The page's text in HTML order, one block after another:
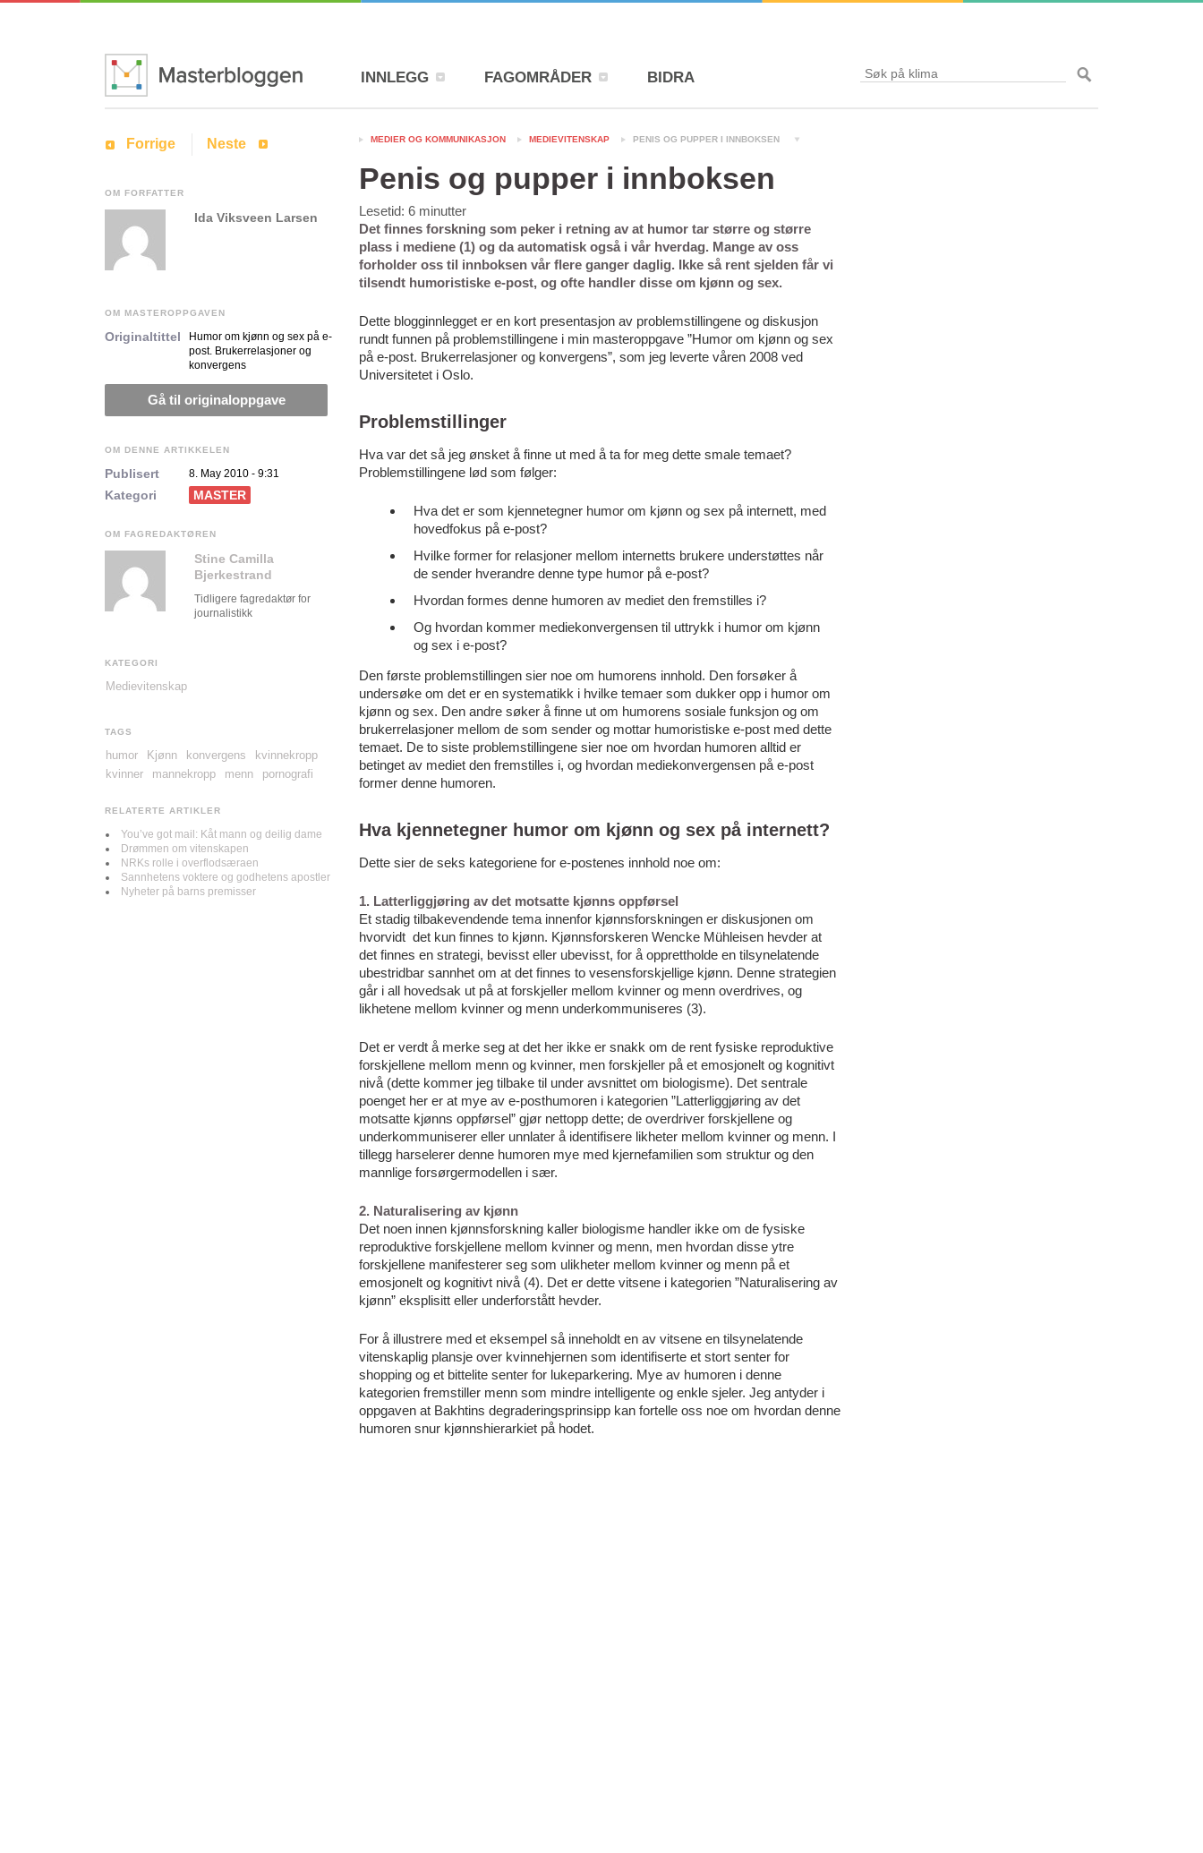
INNLEGG FAGOMRÅDER BIDRA
MEDIER OG KOMMUNIKASJON MEDIEVITENSKAP PENIS OG PUPPER I INNBOKSEN
Penis og pupper i innboksen
Lesetid: 6 minutter
Det finnes forskning som peker i retning av at humor tar større og større
plass i mediene (1) og da automatisk også i vår hverdag. Mange av oss
forholder oss til innboksen vår flere ganger daglig. Ikke så rent sjelden får vi
tilsendt humoristiske e-post, og ofte handler disse om kjønn og sex.
Dette blogginnlegget er en kort presentasjon av problemstillingene og diskusjon
rundt funnen på problemstillingene i min masteroppgave ”Humor om kjønn og sex
på e-post. Brukerrelasjoner og konvergens”, som jeg leverte våren 2008 ved
Universitetet i Oslo.
Problemstillinger
Hva var det så jeg ønsket å finne ut med å ta for meg dette smale temaet?
Problemstillingene lød som følger:
Hva det er som kjennetegner humor om kjønn og sex på internett, med
hovedfokus på e-post?
Hvilke former for relasjoner mellom internetts brukere understøttes når
de sender hverandre denne type humor på e-post?
Hvordan formes denne humoren av mediet den fremstilles i?
Og hvordan kommer mediekonvergensen til uttrykk i humor om kjønn
og sex i e-post?
Den første problemstillingen sier noe om humorens innhold. Den forsøker å
undersøke om det er en systematikk i hvilke temaer som dukker opp i humor om
kjønn og sex. Den andre søker å finne ut om humorens sosiale funksjon og om
brukerrelasjoner mellom de som sender og mottar humoristiske e-post med dette
temaet. De to siste problemstillingene sier noe om hvordan humoren alltid er
betinget av mediet den fremstilles i, og hvordan mediekonvergensen på e-post
former denne humoren.
Hva kjennetegner humor om kjønn og sex på internett?
Dette sier de seks kategoriene for e-postenes innhold noe om:
1. Latterliggjøring av det motsatte kjønns oppførsel
Et stadig tilbakevendende tema innenfor kjønnsforskningen er diskusjonen om
hvorvidt det kun finnes to kjønn. Kjønnsforskeren Wencke Mühleisen hevder at
det finnes en strategi, bevisst eller ubevisst, for å opprettholde en tilsynelatende
ubestridbar sannhet om at det finnes to vesensforskjellige kjønn. Denne strategien
går i all hovedsak ut på at forskjeller mellom kvinner og menn overdrives, og
likhetene mellom kvinner og menn underkommuniseres (3).
Det er verdt å merke seg at det her ikke er snakk om de rent fysiske reproduktive
forskjellene mellom menn og kvinner, men forskjeller på et emosjonelt og kognitivt
nivå (dette kommer jeg tilbake til under avsnittet om biologisme). Det sentrale
poenget her er at mye av e-posthumoren i kategorien ”Latterliggjøring av det
motsatte kjønns oppførsel” gjør nettopp dette; de overdriver forskjellene og
underkommuniserer eller unnlater å identifisere likheter mellom kvinner og menn. I
tillegg harselerer denne humoren mye med kjernefamilien som struktur og den
mannlige forsørgermodellen i sær.
2. Naturalisering av kjønn
Det noen innen kjønnsforskning kaller biologisme handler ikke om de fysiske
reproduktive forskjellene mellom kvinner og menn, men hvordan disse ytre
forskjellene manifesterer seg som ulikheter mellom kvinner og menn på et
emosjonelt og kognitivt nivå (4). Det er dette vitsene i kategorien ”Naturalisering av
kjønn” eksplisitt eller underforstått hevder.
For å illustrere med et eksempel så inneholdt en av vitsene en tilsynelatende
vitenskaplig plansje over kvinnehjernen som identifiserte et stort senter for
shopping og et bittelite senter for lukeparkering. Mye av humoren i denne
kategorien fremstiller menn som mindre intelligente og enkle sjeler. Jeg antyder i
oppgaven at Bakhtins degraderingsprinsipp kan fortelle oss noe om hvordan denne
humoren snur kjønnshierarkiet på hodet.
Forrige Neste
OM FORFATTER
Ida Viksveen Larsen
OM MASTEROPPGAVEN
Originaltittel
Humor om kjønn og sex på e-
post. Brukerrelasjoner og
konvergens
Gå til originaloppgave
OM DENNE ARTIKKELEN
Publisert 8. May 2010 - 9:31
Kategori MASTER
OM FAGREDAKTØREN
Stine Camilla
Bjerkestrand
Tidligere fagredaktør for
journalistikk
KATEGORI
Medievitenskap
TAGS
humor Kjønn konvergens
kvinnekropp
kvinner
mannekropp menn pornografi
RELATERTE ARTIKLER
You’ve got mail: Kåt mann og deilig dame
Drømmen om vitenskapen
NRKs rolle i overflodsæraen
Sannhetens voktere og godhetens apostler
Nyheter på barns premisser